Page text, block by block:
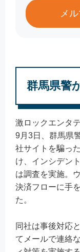
メ
群馬県警
激ロックエンタ
9月3日、群馬県
社サイトを騙っ
け、インシデン
は調査を実施。
決済フローに手
た。
同社は事後対応
てメールで連絡